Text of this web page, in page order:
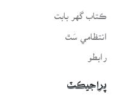
ڪتاب گهر بابت
انتظامي سَٿ
رابطو
پراجيڪٽ